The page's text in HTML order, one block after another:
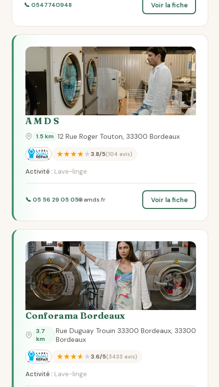
📞 0547740948 Voir la fiche
A M D S
1.5 km 12 Rue Roger Touton, 33300 Bordeaux
★★★★★3.8/5(104 avis)
Activité : Lave-linge
📞 05 56 29 05 05🌐 amds.fr Voir la fiche
Conforama Bordeaux
3.7
km
Rue Duguay Trouin 33300 Bordeaux, 33300
Bordeaux
★★★★★3.6/5(3433 avis)
Activité : Lave-linge